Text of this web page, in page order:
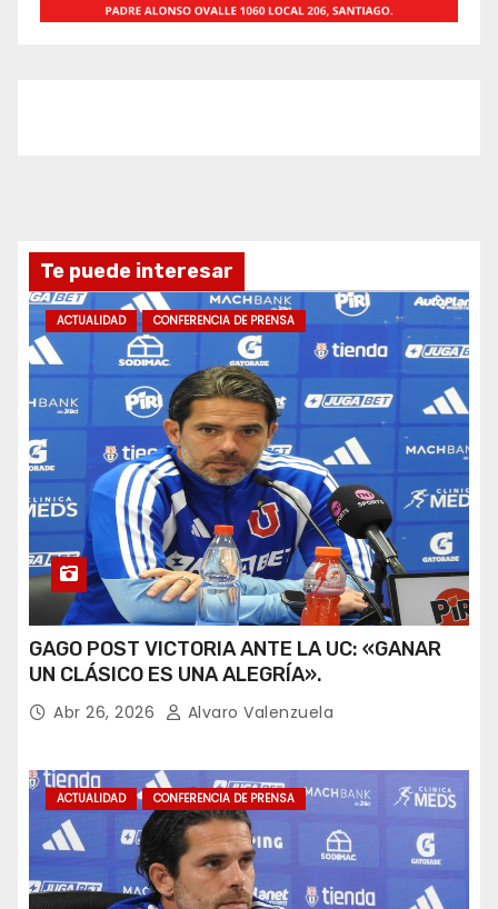
Te puede interesar
ACTUALIDAD CONFERENCIA DE PRENSA
GAGO POST VICTORIA ANTE LA UC: «GANAR
UN CLÁSICO ES UNA ALEGRÍA».
Abr 26, 2026 Alvaro Valenzuela
ACTUALIDAD CONFERENCIA DE PRENSA